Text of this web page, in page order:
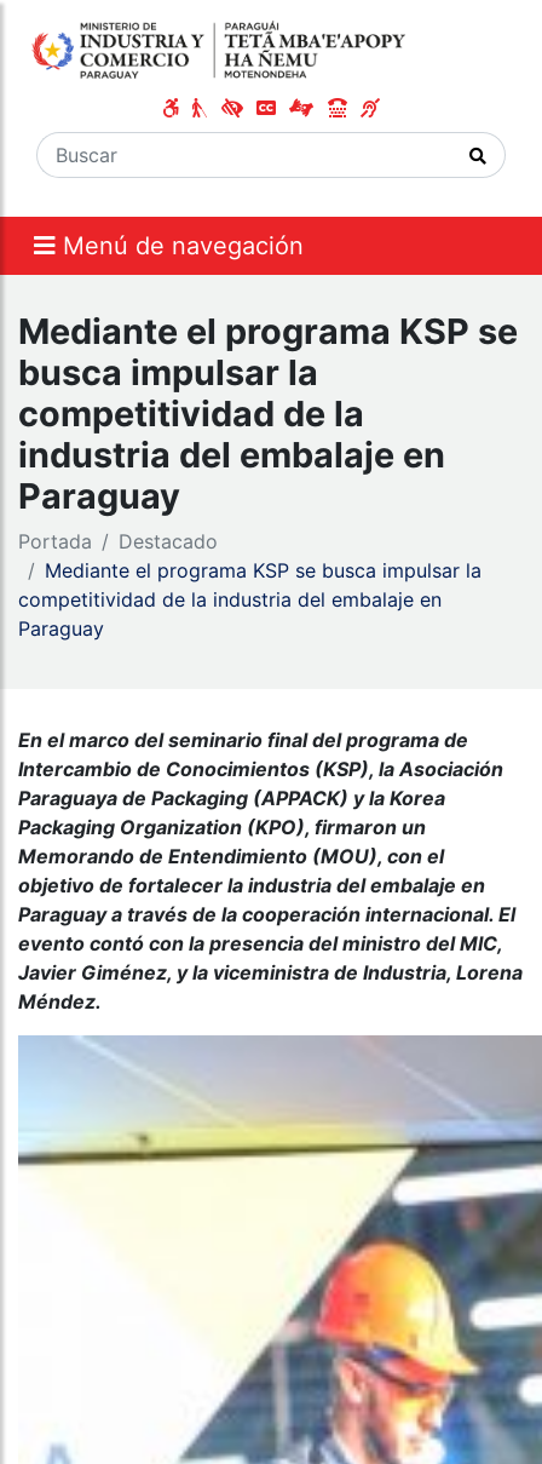
Menú de navegación
Mediante el programa KSP se
busca impulsar la
competitividad de la
industria del embalaje en
Paraguay
Portada
Destacado
Mediante el programa KSP se busca impulsar la
competitividad de la industria del embalaje en
Paraguay
En el marco del seminario final del programa de
Intercambio de Conocimientos (KSP), la Asociación
Paraguaya de Packaging (APPACK) y la Korea
Packaging Organization (KPO), firmaron un
Memorando de Entendimiento (MOU), con el
objetivo de fortalecer la industria del embalaje en
Paraguay a través de la cooperación internacional. El
evento contó con la presencia del ministro del MIC,
Javier Giménez, y la viceministra de Industria, Lorena
Méndez.